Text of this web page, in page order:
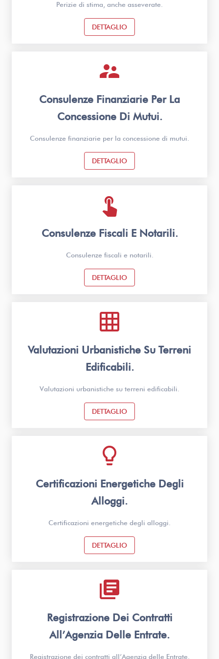
Perizie di stima, anche asseverate.
DETTAGLIO
supervisor_account
Consulenze Finanziarie Per La
Concessione Di Mutui.
Consulenze finanziarie per la concessione di mutui.
DETTAGLIO
touch_app
Consulenze Fiscali E Notarili.
Consulenze fiscali e notarili.
DETTAGLIO
grid_on
Valutazioni Urbanistiche Su Terreni
Edificabili.
Valutazioni urbanistiche su terreni edificabili.
DETTAGLIO
lightbulb_outline
Certificazioni Energetiche Degli
Alloggi.
Certificazioni energetiche degli alloggi.
DETTAGLIO
library_books
Registrazione Dei Contratti
All’Agenzia Delle Entrate.
Registrazione dei contratti all’Agenzia delle Entrate.